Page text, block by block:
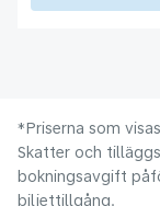
*Priserna som
Skatter och
bokningsavgift
biljettillgång.